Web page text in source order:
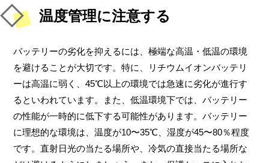
温度管理に注意する
バッテリーの劣化を抑えるには、極端な高温・低温の環境
を避けることが大切です。特に、リチウムイオンバッテリ
ーは高温に弱く、45℃以上の環境では急速に劣化が進行す
るといわれています。また、低温環境下では、バッテリー
の性能が一時的に低下する可能性があります。バッテリー
に理想的な環境は、温度が10〜35℃、湿度が45〜80％程度
です。直射日光の当たる場所や、冷気の直接当たる場所な